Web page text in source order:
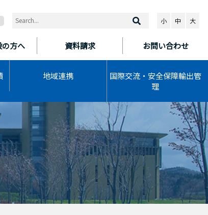
方へ 資料請求 お問い合わせ
地域連携
国際交流・安全保障輸出管
理
小 中 大